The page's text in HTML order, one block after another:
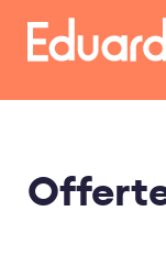
Overslaan
naar